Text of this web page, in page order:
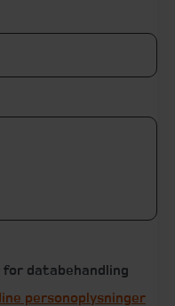
databehandling
personoplysninger